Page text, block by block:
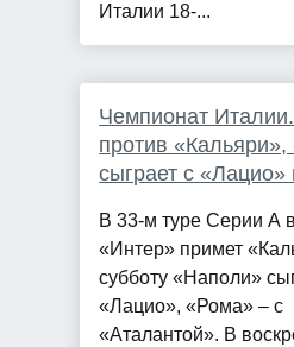
Италии 18-...
Чемпионат
против
сыграет с «Лацио»
В 33-м туре Серии А
«Интер» примет
субботу «Наполи»
«Лацио», «Рома» – с
«Аталантой». В